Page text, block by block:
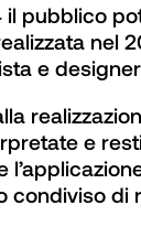
il pubblico
nel
e
e
condiviso di